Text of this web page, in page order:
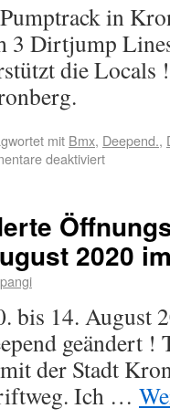
in
Dirtjump
die
mit Bmx, Deepend.,
deaktiviert
2020
bis 14. August
geändert !
der Stadt
Ich …